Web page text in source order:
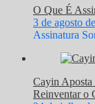
O Que É
3 de agosto
Assinatura
Cayin Aposta
Reinventar o